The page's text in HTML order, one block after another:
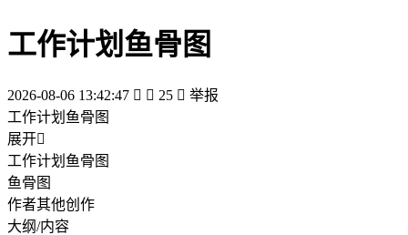
工作计划鱼骨图
2026-08-06 13:42:47   25  举报
工作计划鱼骨图
展开
工作计划鱼骨图
鱼骨图
作者其他创作
大纲/内容